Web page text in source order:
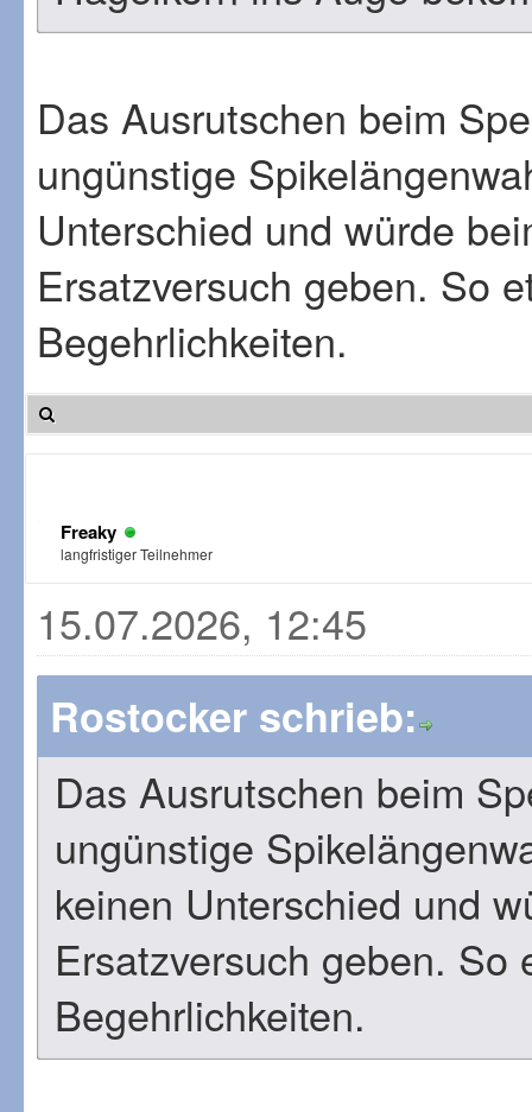
Das Ausrutschen beim
ungünstige
Unterschied und würde
Ersatzversuch geben. So
Begehrlichkeiten.
Freaky
langfristiger Teilnehmer
15.07.2026, 12:45
Rostocker schrieb:
Das Ausrutschen beim
ungünstige
keinen Unterschied und
Ersatzversuch geben. So
Begehrlichkeiten.